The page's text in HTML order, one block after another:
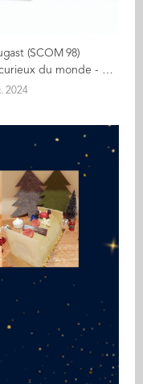
(SCOM 98)
- 20 DECEMBRE - Offrez un journal curieux du monde - Aventure, exploration, découverte - Un an d'abonnement France pour 20€ Un journal 100% papier, 100 % indépendant Dédié aux univers du voyage, de l'exploration, de l'aventure et des découvertes, Embarquements mêle photos et récits dans la veine du grand reportage d'antan. Trimestriel avec ses 20 pages en grand format, de fabrication artisanale et impression 100% France, ce journal fait la part belle au photojournalisme. "Le papier est mort, vive le papier. La presse écrite va mal, vive la presse. Prenez le temps de piquer votre curiosité. Lisez en vrai et en grand format !" Mon aventure a débuté… en 2007 lorsque je crée le blog Embarquements dédié au monde de l'exploration, de l'aventure et des découvertes. De leur côté, les 2 autres futurs créateurs du journal, Bruno et Julien, fondent en 2014 la revue Zeppelin, diffusant d'abord leurs reportages puis ceux des photographes affiliés à l'agence éponyme. Ainsi est née l'envie de fusionner ces deux productions pour créer le journal Embarquements ! En savoir plus : embarquements.com Contact : stephane.dugast@yahoo.fr (Re)Découvrez votre CALENDRIER DE L'AVENT ici
2024